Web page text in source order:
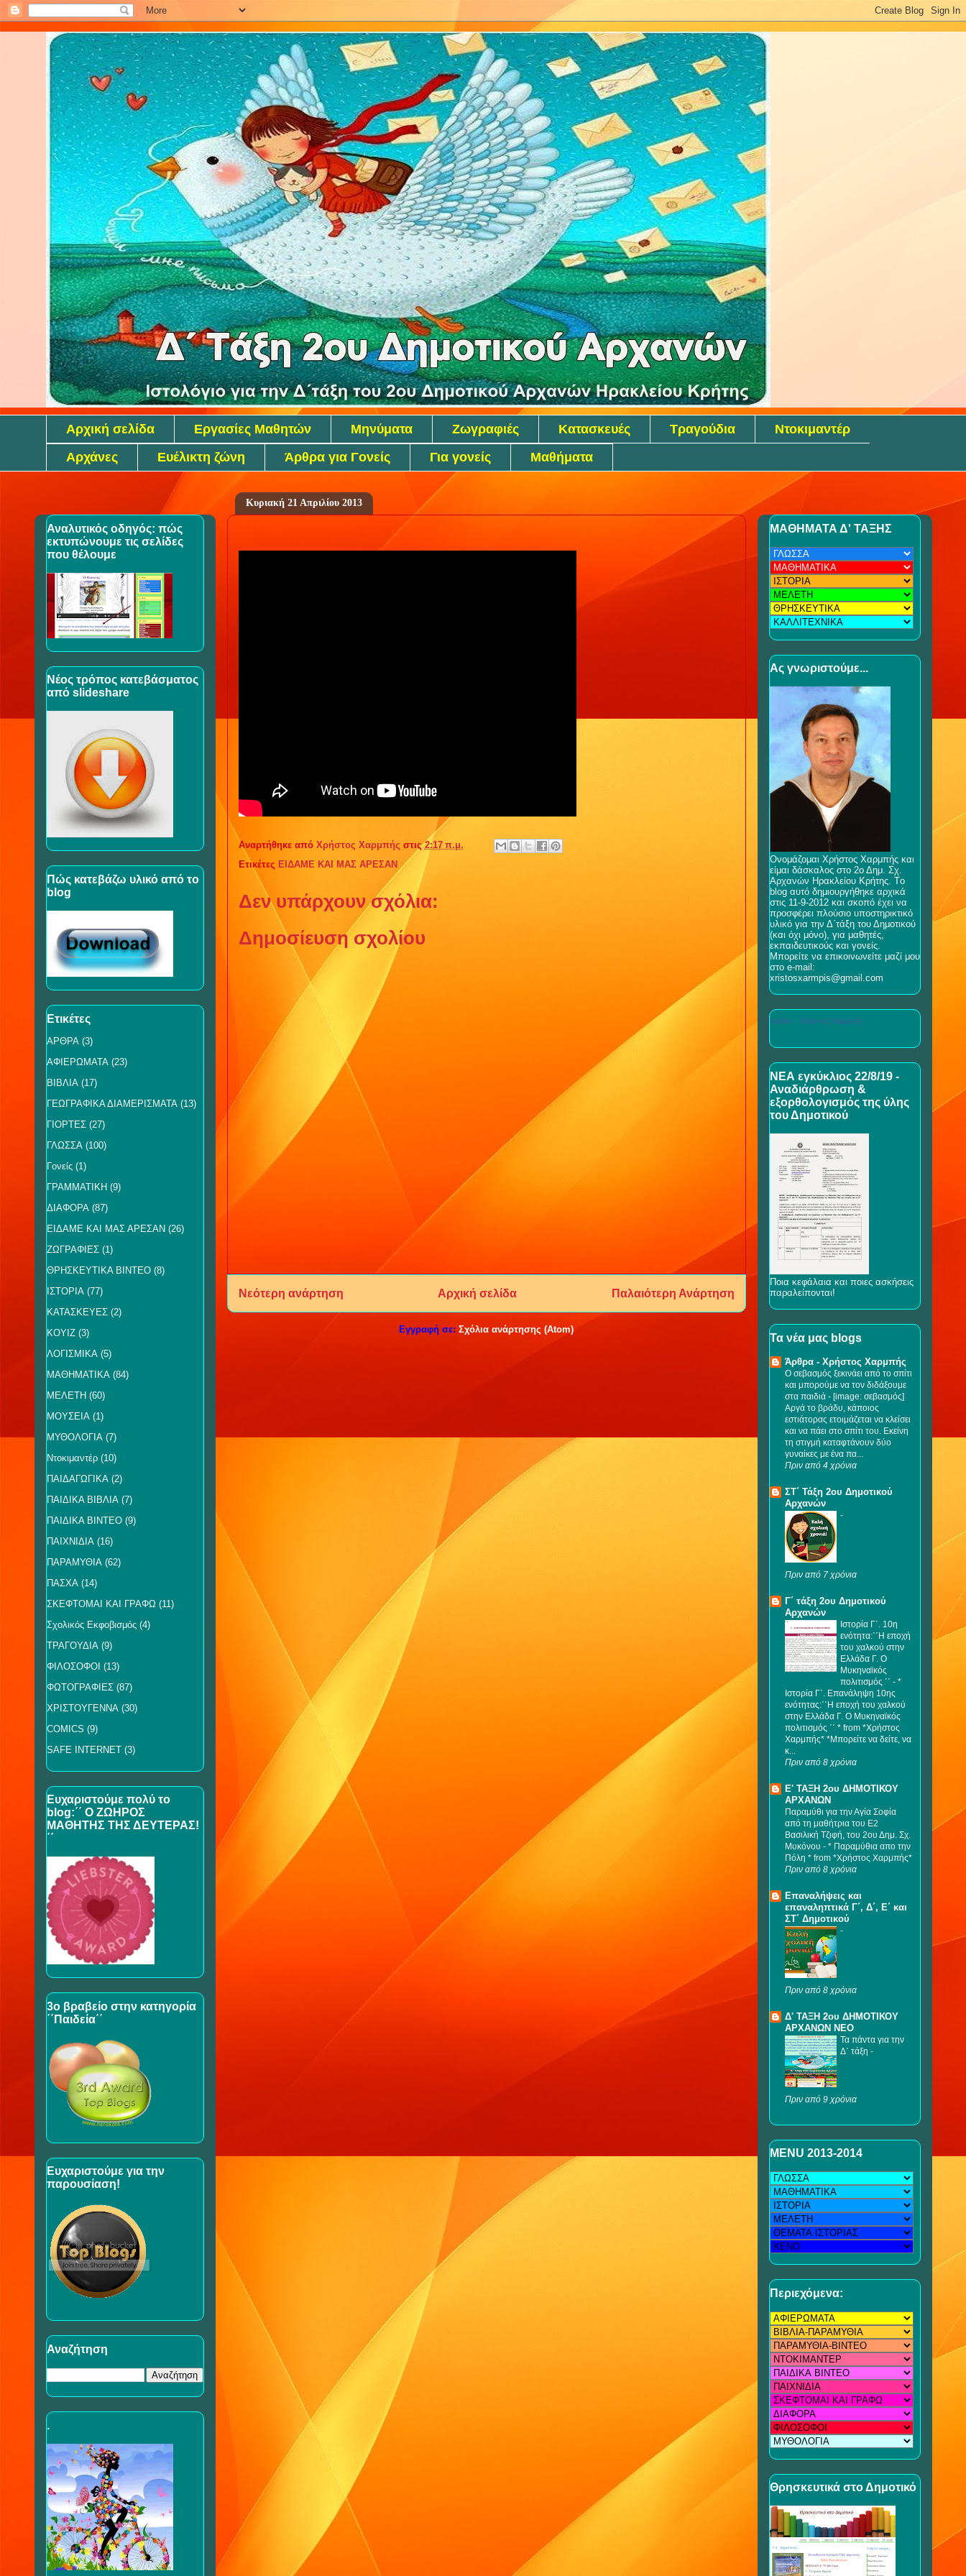
Αρχική σελίδα Εργασίες Μαθητών Μηνύματα Ζωγραφιές Κατασκευές Τραγούδια
Ντοκιμαντέρ
Αρχάνες
Ευέλικτη ζώνη Άρθρα για Γονείς Για γονείς Μαθήματα
Κυριακή 21 Απριλίου 2013
Αναρτήθηκε από Χρήστος Χαρμπής στις2:17 π.μ.
Ετικέτες ΕΙΔΑΜΕ ΚΑΙ ΜΑΣ ΑΡΕΣΑΝ
Δεν υπάρχουν σχόλια:
Δημοσίευση σχολίου
Νεότερη ανάρτηση Παλαιότερη Ανάρτηση
Αρχική σελίδα
Εγγραφή σε: Σχόλια ανάρτησης (Atom)
Αναλυτικός οδηγός: πώς
εκτυπώνουμε τις σελίδες
που θέλουμε
Νέος τρόπος κατεβάσματος
από slideshare
Πώς κατεβάζω υλικό από το
blog
Ετικέτες
ΑΡΘΡΑ (3)
ΑΦΙΕΡΩΜΑΤΑ (23)
ΒΙΒΛΙΑ (17)
ΓΕΩΓΡΑΦΙΚΑ ΔΙΑΜΕΡΙΣΜΑΤΑ (13)
ΓΙΟΡΤΕΣ (27)
ΓΛΩΣΣΑ (100)
Γονείς (1)
ΓΡΑΜΜΑΤΙΚΗ (9)
ΔΙΑΦΟΡΑ (87)
ΕΙΔΑΜΕ ΚΑΙ ΜΑΣ ΑΡΕΣΑΝ (26)
ΖΩΓΡΑΦΙΕΣ (1)
ΘΡΗΣΚΕΥΤΙΚΑ ΒΙΝΤΕΟ (8)
ΙΣΤΟΡΙΑ (77)
ΚΑΤΑΣΚΕΥΕΣ (2)
ΚΟΥΙΖ (3)
ΛΟΓΙΣΜΙΚΑ (5)
ΜΑΘΗΜΑΤΙΚΑ (84)
ΜΕΛΕΤΗ (60)
ΜΟΥΣΕΙΑ (1)
ΜΥΘΟΛΟΓΙΑ (7)
Ντοκιμαντέρ (10)
ΠΑΙΔΑΓΩΓΙΚΑ (2)
ΠΑΙΔΙΚΑ ΒΙΒΛΙΑ (7)
ΠΑΙΔΙΚΑ ΒΙΝΤΕΟ (9)
ΠΑΙΧΝΙΔΙΑ (16)
ΠΑΡΑΜΥΘΙΑ (62)
ΠΑΣΧΑ (14)
ΣΚΕΦΤΟΜΑΙ ΚΑΙ ΓΡΑΦΩ (11)
Σχολικός Εκφοβισμός (4)
ΤΡΑΓΟΥΔΙΑ (9)
ΦΙΛΟΣΟΦΟΙ (13)
ΦΩΤΟΓΡΑΦΙΕΣ (87)
ΧΡΙΣΤΟΥΓΕΝΝΑ (30)
COMICS (9)
SAFE INTERNET (3)
Ευχαριστούμε πολύ το
blog:΄΄ Ο ΖΩΗΡΟΣ
ΜΑΘΗΤΗΣ ΤΗΣ ΔΕΥΤΕΡΑΣ!
΄΄
3ο βραβείο στην κατηγορία
΄΄Παιδεία΄΄
Ευχαριστούμε για την
παρουσίαση!
Αναζήτηση
.
ΜΑΘΗΜΑΤΑ Δ' ΤΑΞΗΣ
Ας γνωριστούμε...
Ονομάζομαι Χρήστος Χαρμπής και
είμαι δάσκαλος στο 2ο Δημ. Σχ.
Αρχανών Ηρακλείου Κρήτης. Tο
blog αυτό δημιουργήθηκε αρχικά
στις 11-9-2012 και σκοπό έχει να
προσφέρει πλούσιο υποστηρικτικό
υλικό για την Δ΄τάξη του Δημοτικού
(και όχι μόνο), για μαθητές,
εκπαιδευτικούς και γονείς.
Μπορείτε να επικοινωνείτε μαζί μου
στο e-mail:
xristosxarmpis@gmail.com
Άρθρα - Χρήστος Χαρμπής
ΝΕΑ εγκύκλιος 22/8/19 -
Αναδιάρθρωση &
εξορθολογισμός της ύλης
του Δημοτικού
Ποια κεφάλαια και ποιες ασκήσεις
παραλείπονται!
Τα νέα μας blogs
Άρθρα - Χρήστος Χαρμπής
Ο σεβασμός ξεκινάει από το σπίτι
και μπορούμε να τον διδάξουμε
στα παιδιά - [image: σεβασμός]
Αργά το βράδυ, κάποιος
εστιάτορας ετοιμάζεται να κλείσει
και να πάει στο σπίτι του. Εκείνη
τη στιγμή καταφτάνουν δύο
γυναίκες με ένα πα...
Πριν από 4 χρόνια
ΣΤ΄ Τάξη 2ου Δημοτικού
Αρχανών
-
Πριν από 7 χρόνια
Γ΄ τάξη 2ου Δημοτικού
Αρχανών
Ιστορία Γ΄. 10η
ενότητα:΄΄Η εποχή
του χαλκού στην
Ελλάδα Γ. Ο
Μυκηναϊκός
πολιτισμός ΄΄ - *
Ιστορία Γ΄. Επανάληψη 10ης
ενότητας:΄΄Η εποχή του χαλκού
στην Ελλάδα Γ. Ο Μυκηναϊκός
πολιτισμός ΄΄ * from *Χρήστος
Χαρμπής* *Μπορείτε να δείτε, να
κ...
Πριν από 8 χρόνια
Ε' ΤΑΞΗ 2ου ΔΗΜΟΤΙΚΟΥ
ΑΡΧΑΝΩΝ
Παραμύθι για την Αγία Σοφία
από τη μαθήτρια του Ε2
Βασιλική Τζιφή, του 2ου Δημ. Σχ.
Μυκόνου - * Παραμύθια απο την
Πόλη * from *Χρήστος Χαρμπής*
Πριν από 8 χρόνια
Επαναλήψεις και
επαναληπτικά Γ΄, Δ΄, Ε΄ και
ΣΤ΄ Δημοτικού
-
Πριν από 8 χρόνια
Δ' ΤΑΞΗ 2ου ΔΗΜΟΤΙΚΟΥ
ΑΡΧΑΝΩΝ NEO
Τα πάντα για την
Δ΄ τάξη -
Πριν από 9 χρόνια
MENU 2013-2014
Περιεχόμενα:
Θρησκευτικά στο Δημοτικό